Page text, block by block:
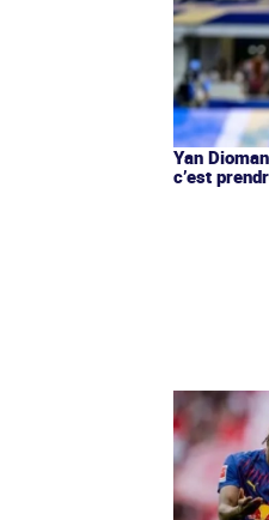
Yan
c’est